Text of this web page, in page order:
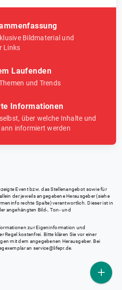
Bildmaterial und
Links
Laufenden
und Trends
Informationen
über welche Inhalte und
informiert werden
Event bzw. das Stellenangebot sowie für
der jeweils angegebene Herausgeber (siehe
rechte Spalte) verantwortlich. Dieser ist in
angehängten Bild-, Ton- und
zur Eigeninformation und
Regel kostenfrei. Bitte klären Sie vor einer
mit dem angegebenen Herausgeber. Bei
an service@lifepr.de